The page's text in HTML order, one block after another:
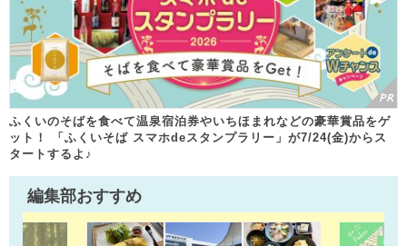
ふくいのそばを食べて温泉宿泊券やいちほまれなどの豪華賞品をゲ
ット！ 「ふくいそば スマホdeスタンプラリー」が7/24(金)からス
タートするよ♪
編集部おすすめ